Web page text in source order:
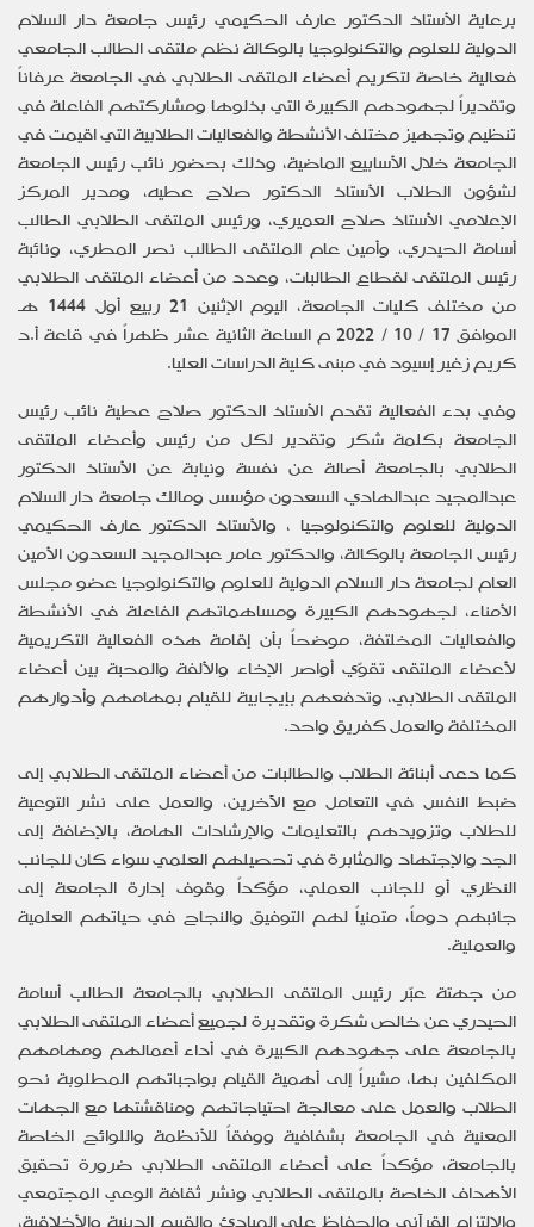
برعايةالأستاذ الدكتور عارف الحكيمي رئيس جامعة دار السلام
الدولية للعلوم والتكنولوجيا بالوكالة نظم ملتقى الطالب الجامعي
فعالية خاصة لتكريم أعضاء الملتقى الطلابي في الجامعة عرفاناً
وتقديراً لجهودهم الكبيرة التي بذلوها ومشاركتهم الفاعلة في
تنظيم وتجهيز مختلف الأنشطة والفعاليات الطلابية التي اقيمت في
الجامعة خلال الأسابيع الماضية، وذلك بحضور نائب رئيس الجامعة
لشؤون الطلاب الأستاذ الدكتور صلاح عطيه، ومدير المركز
الإعلامي الأستاذ صلاح العميري، ورئيس الملتقى الطلابي الطالب
أسامة الحيدري، وأمين عام الملتقى الطالب نصر المطري، ونائبة
رئيس الملتقى لقطاع الطالبات، وعدد من أعضاء الملتقى الطلابي
من مختلف كليات الجامعة، اليوم الإثنين 21 ربيع أول 1444 هـ
الموافق 17 / 10 / 2022 م الساعة الثانية عشر ظهراً في قاعة أ.د
كريم زغير إسيود في مبنى كلية الدراسات العليا.
وفي بدء الفعالية تقدم الأستاذ الدكتور صلاح عطية نائب رئيس
الجامعة بكلمة شكر وتقدير لكل من رئيس وأعضاء الملتقى
الطلابي بالجامعة أصالة عن نفسة ونيابة عن الأستاذ الدكتور
عبدالمجيد عبدالهادي السعدون مؤسس ومالك جامعة دار السلام
الدولية للعلوم والتكنولوجيا ، والأستاذ الدكتور عارف الحكيمي
رئيس الجامعة بالوكالة، والدكتور عامر عبدالمجيد السعدون الأمين
العام لجامعة دار السلام الدولية للعلوم والتكنولوجيا عضو مجلس
الأمناء، لجهودهم الكبيرة ومساهماتهم الفاعلة في الأنشطة
والفعاليات المخلتفة، موضحاً بأن إقامة هذه الفعالية التكريمية
لأعضاء الملتقى تقوّي أواصر الإخاء والألفة والمحبة بين أعضاء
الملتقى الطلابي، وتدفعهم بإيجابية للقيام بمهامهم وأدوارهم
المختلفة والعمل كفريق واحد.
كما دعى أبنائة الطلاب والطالبات من أعضاء الملتقى الطلابي إلى
ضبط النفس في التعامل مع الآخرين، والعمل على نشر التوعية
للطلاب وتزويدهم بالتعليمات والإرشادات الهامة، بالإضافة إلى
الجد والإجتهاد والمثابرة في تحصيلهم العلمي سواء كان للجانب
النظري أو للجانب العملي، مؤكداً وقوف إدارة الجامعة إلى
جانبهم دوماً، متمنياً لهم التوفيق والنجاح في حياتهم العلمية
والعملية.
من جهتة عبّر رئيس الملتقى الطلابي بالجامعة الطالب أسامة
الحيدري عن خالص شكرة وتقديرة لجميع أعضاء الملتقى الطلابي
بالجامعة على جهودهم الكبيرة في أداء أعمالهم ومهامهم
المكلفين بها، مشيراً إلى أهمية القيام بواجباتهم المطلوبة نحو
الطلاب والعمل على معالجة احتياجاتهم ومناقشتها مع الجهات
المعنية في الجامعة بشفافية ووفقاً للأنظمة واللوائح الخاصة
بالجامعة، مؤكداً على أعضاء الملتقى الطلابي ضرورة تحقيق
الأهداف الخاصة بالملتقى الطلابي ونشر ثقافة الوعي المجتمعي